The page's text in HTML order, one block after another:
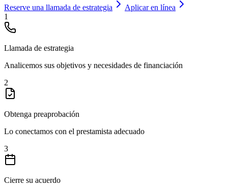
Reserve una llamada de estrategia
Aplicar en línea
1
Llamada de estrategia
Analicemos sus objetivos y necesidades de financiación
2
Obtenga preaprobación
Lo conectamos con el prestamista adecuado
3
Cierre su acuerdo